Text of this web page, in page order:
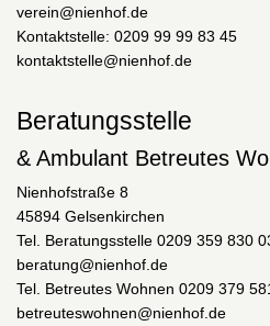
verein@nienhof.de
Kontaktstelle: 0209 99 99 83 45
kontaktstelle@nienhof.de
Beratungsstelle
& Ambulant Betreutes
Nienhofstraße 8
45894 Gelsenkirchen
Tel. Beratungsstelle 0209 359 830
beratung@nienhof.de
Tel. Betreutes Wohnen 0209 379
betreuteswohnen@nienhof.de